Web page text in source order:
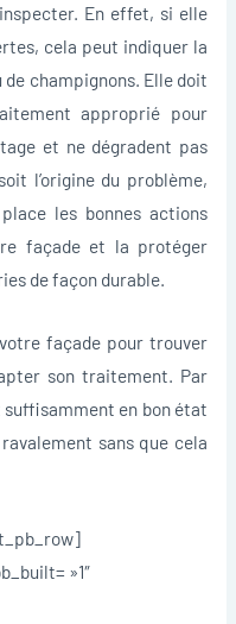
En effet, si elle
cela peut indiquer la
de champignons. Elle doit
approprié pour
et ne dégradent pas
l’origine du problème,
les bonnes actions
façade et la protéger
de façon durable.
façade pour trouver
son traitement. Par
suffisamment en bon état
sans que cela
»1″